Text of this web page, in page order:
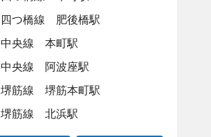
四つ橋線 肥後橋駅
中央線 本町駅
中央線 阿波座駅
堺筋線 堺筋本町駅
堺筋線 北浜駅